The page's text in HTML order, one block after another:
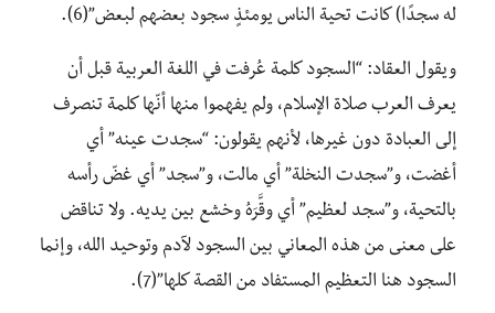
له سجدًا) كانت تحية الناس يومئذٍ سجود بعضهم لبعض”(6).
ويقول العقاد: “السجود كلمة عُرفت في اللغة العربية قبل أن
يعرف العرب صلاة الإسلام، ولم يفهموا منها أنّها كلمة تنصرف
إلى العبادة دون غيرها، لأنهم يقولون: “سجدت عينه” أي
أغضت، و”سجدت النخلة” أي مالت، و”سجد” أي غضّ رأسه
بالتحية، و”سجد لعظيم” أي وقَّرَهُ وخشع بين يديه. ولا تناقض
على معنى من هذه المعاني بين السجود لآدم وتوحيد الله، وإنما
السجود هنا التعظيم المستفاد من القصة كلها”(7).